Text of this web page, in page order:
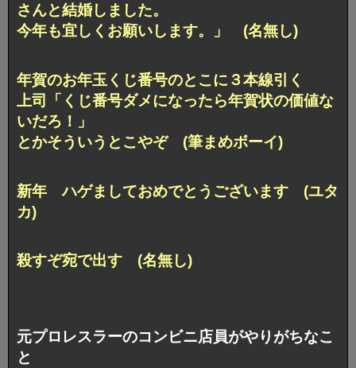
さんと結婚しました。
今年も宜しくお願いします。」 (名無し)
年賀のお年玉くじ番号のとこに３本線引く
上司「くじ番号ダメになったら年賀状の価値な
いだろ！」
とかそういうとこやぞ (筆まめボーイ)
新年 ハゲましておめでとうございます (ユタ
カ)
殺すぞ宛で出す (名無し)
元プロレスラーのコンビニ店員がやりがちなこ
と